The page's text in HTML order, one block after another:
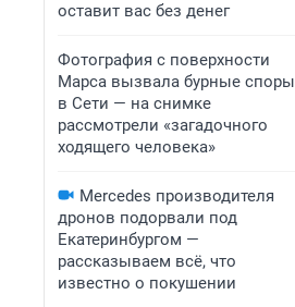
оставит вас без денег
Фотография с поверхности
Марса вызвала бурные споры
в Сети — на снимке
рассмотрели «загадочного
ходящего человека»
Mercedes производителя
дронов подорвали под
Екатеринбургом —
рассказываем всё, что
известно о покушении